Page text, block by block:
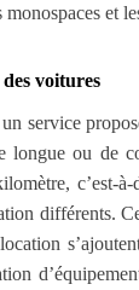
et
voitures
service
longue ou de
c’est-
différents.